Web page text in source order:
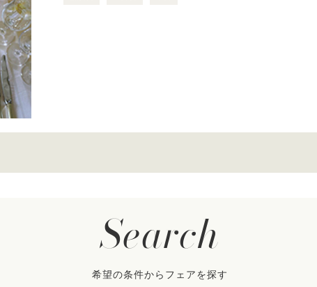
Search
希望の条件からフェアを探す